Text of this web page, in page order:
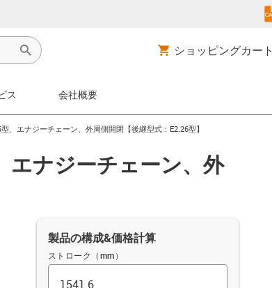
ショッピングカート
ス 会社概要
、エナジーチェーン、外周側開閉【後継型式：E2.26型】
エナジーチェーン、外
製品の構成&価格計算
ストローク（mm）